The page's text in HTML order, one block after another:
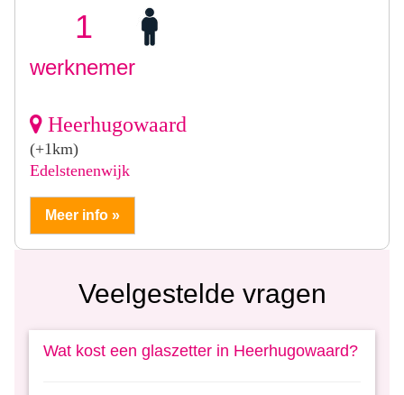
1
werknemer
Heerhugowaard
(+1km)
Edelstenenwijk
Meer info »
Veelgestelde vragen
Wat kost een glaszetter in Heerhugowaard?